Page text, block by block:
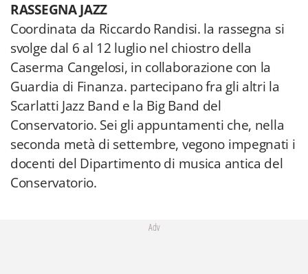
RASSEGNA JAZZ
Coordinata da Riccardo Randisi. la rassegna si
svolge dal 6 al 12 luglio nel chiostro della
Caserma Cangelosi, in collaborazione con la
Guardia di Finanza. partecipano fra gli altri la
Scarlatti Jazz Band e la Big Band del
Conservatorio. Sei gli appuntamenti che, nella
seconda metà di settembre, vegono impegnati i
docenti del Dipartimento di musica antica del
Conservatorio.
Adv